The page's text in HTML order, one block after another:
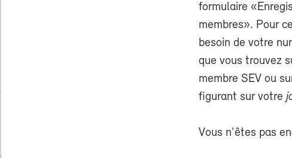
formulaire
membres». Pour
besoin de votre
que vous trouvez
membre SEV ou
figurant sur votre
Vous n'êtes pas